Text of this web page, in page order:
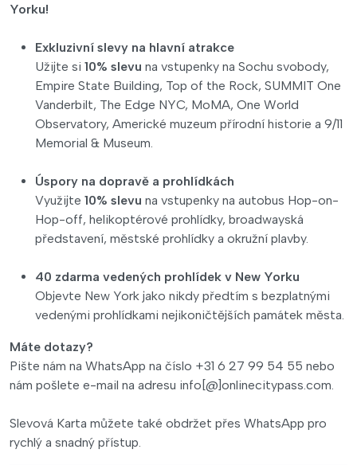
Yorku!
Exkluzivní slevy na hlavní atrakce
Užijte si 10% slevu na vstupenky na Sochu svobody,
Empire State Building, Top of the Rock, SUMMIT One
Vanderbilt, The Edge NYC, MoMA, One World
Observatory, Americké muzeum přírodní historie a 9/11
Memorial & Museum.
Úspory na dopravě a prohlídkách
Využijte 10% slevu na vstupenky na autobus Hop-on-
Hop-off, helikoptérové prohlídky, broadwayská
představení, městské prohlídky a okružní plavby.
40 zdarma vedených prohlídek v New Yorku
Objevte New York jako nikdy předtím s bezplatnými
vedenými prohlídkami nejikoničtějších památek města.
Máte dotazy?
Pište nám na WhatsApp na číslo +31 6 27 99 54 55 nebo
nám pošlete e-mail na adresu info[@]onlinecitypass.com.
Slevová Karta můžete také obdržet přes WhatsApp pro
rychlý a snadný přístup.